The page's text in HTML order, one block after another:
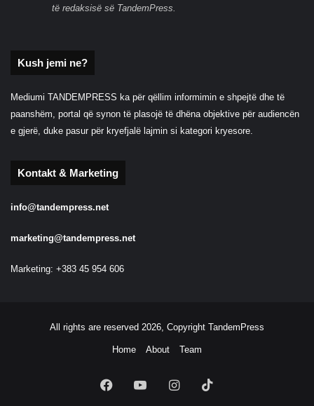
të redaksisë së TandemPress.
Kush jemi ne?
Mediumi TANDEMPRESS ka për qëllim informimin e shpejtë dhe të
paanshëm, portal që synon të plasojë të dhëna objektive për audiencën
e gjerë, duke pasur për kryefjalë lajmin si kategori kryesore.
Kontakt & Marketing
info@tandempress.net
marketing@tandempress.net
Marketing: +383 45 954 606
All rights are reserved 2026, Copyright TandemPress
Home About Team
FacebookYouTubeInstagram